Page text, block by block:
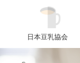
日本豆乳協会